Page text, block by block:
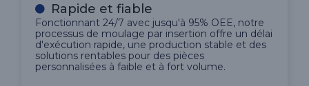
Rapide et fiable
Fonctionnant 24/7 avec jusqu'à 95% OEE, notre
processus de moulage par insertion offre un délai
d'exécution rapide, une production stable et des
solutions rentables pour des pièces
personnalisées à faible et à fort volume.